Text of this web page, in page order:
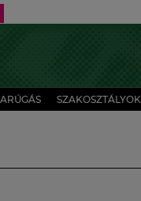
SZAKOSZTÁLYOK